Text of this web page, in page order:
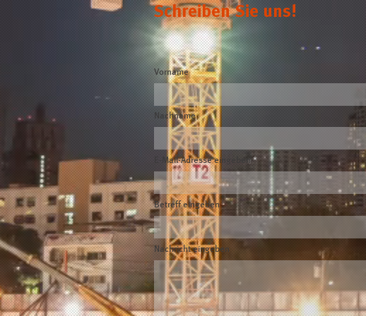
Schreiben Sie uns!
Vorname
Nachname
E-Mail-Adresse eingeben
Betreff eingeben
Nachricht eingeben